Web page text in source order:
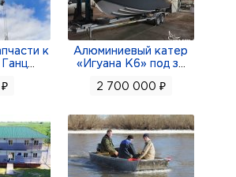
463Б (МВ-280Б);
насос 465Д (МП-6000-2С);
к
₽
Алюминиевый катер
«Игуана К6» под з
2 700 000 ₽